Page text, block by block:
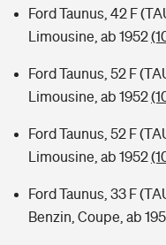
Ford Taunus, 42 F
Limousine, ab 1952
Ford Taunus, 52 F
Limousine, ab 1952
Ford Taunus, 52 F
Limousine, ab 1952
Ford Taunus, 33 F
Benzin, Coupe, ab